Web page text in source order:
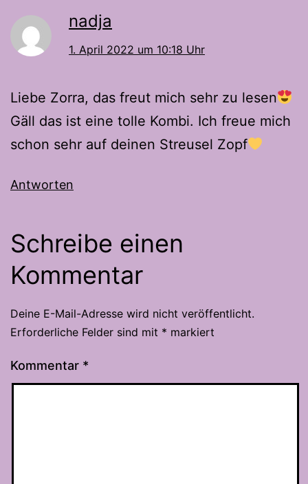
nadja
1. April 2022 um 10:18 Uhr
Liebe Zorra, das freut mich sehr zu lesen
Gäll das ist eine tolle Kombi. Ich freue mich
schon sehr auf deinen Streusel Zopf
Antworten
Schreibe einen
Kommentar
Deine E-Mail-Adresse wird nicht veröffentlicht.
Erforderliche Felder sind mit * markiert
Kommentar *